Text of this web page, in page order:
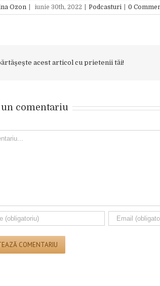
Ozon iunie 30th, 2022 Podcasturi 0
acest articol cu prietenii tăi!
un comentariu